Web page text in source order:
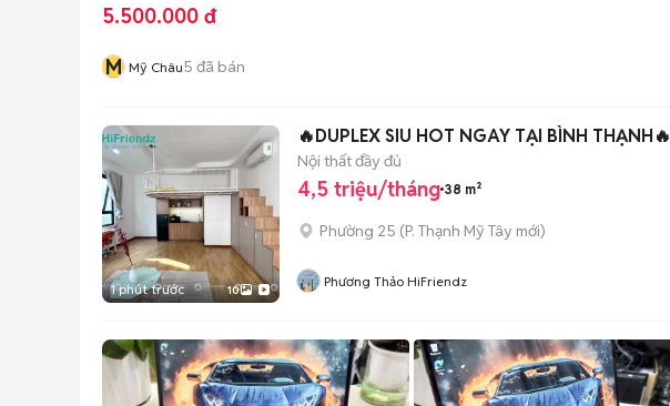
5.500.000 đ
M Mỹ Châu5 đã bán
1 phút trước 10
🔥DUPLEX SIU HOT NGAY TẠI BÌNH THẠNH🔥
Nội thất đầy đủ
4,5 triệu/tháng 38 m²
Phường 25 (P. Thạnh Mỹ Tây mới)
Phương Thảo HiFriendz